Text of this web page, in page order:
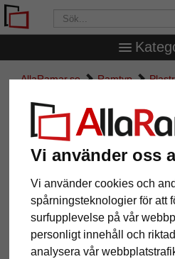
Vi använder oss
Vi använder cookies och
spårningsteknologier för att
surfupplevelse på vår
personligt innehåll och
analysera vår
AllaRamar.se Ramtyp
Plastram Galeria